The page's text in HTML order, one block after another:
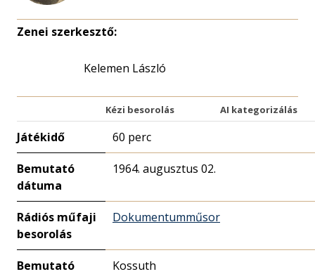
Zenei szerkesztő:
Kelemen László
Kézi besorolás AI kategorizálás
Játékidő 60 perc
Bemutató
dátuma
1964. augusztus 02.
Rádiós műfaji
besorolás
Dokumentumműsor
Bemutató
Kossuth